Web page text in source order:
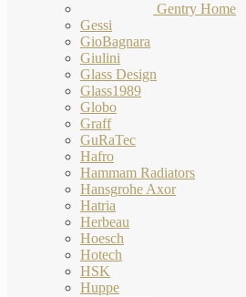
Gentry Home
Gessi
GioBagnara
Giulini
Glass Design
Glass1989
Globo
Graff
GuRaTec
Hafro
Hammam Radiators
Hansgrohe Axor
Hatria
Herbeau
Hoesch
Hotech
HSK
Huppe